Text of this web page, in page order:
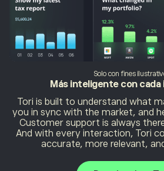
Solo con fines
Más inteligente con cada
Tori is built to understand what
you in sync with the market, and
Customer support is always
And with every interaction, Tori
accurate, more relevant,